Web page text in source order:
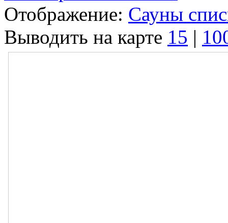
Отображение: Сауны
Выводить на карте 15 |